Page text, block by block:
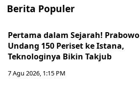
Berita Populer
Pertama dalam Sejarah! Prabowo
Undang 150 Periset ke Istana,
Teknologinya Bikin Takjub
7 Agu 2026, 1:15 PM